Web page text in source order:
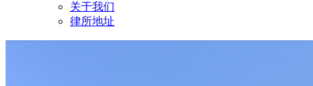
关于我们
律所地址